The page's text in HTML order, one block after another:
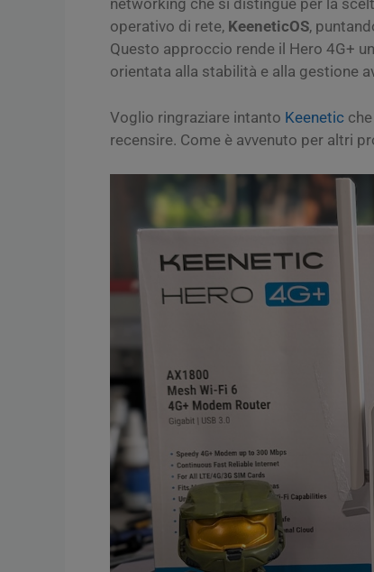
networking che si distingue per la
operativo di rete, KeeneticOS,
Questo approccio rende il Hero 4G+
orientata alla stabilità e alla gestione
Voglio ringraziare intanto Keenetic
recensire. Come è avvenuto per altri